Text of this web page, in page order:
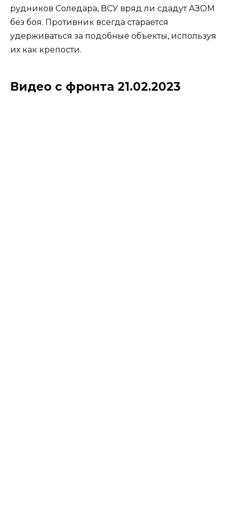
рудников Соледара, ВСУ вряд ли сдадут АЗОМ
без боя. Противник всегда старается
удерживаться за подобные объекты, используя
их как крепости.
Видео с фронта 21.02.2023